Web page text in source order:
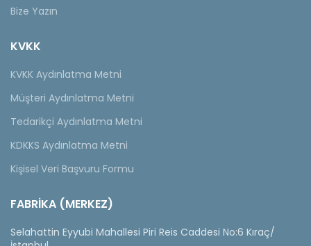
Bize Yazın
KVKK
KVKK Aydınlatma Metni
Müşteri Aydınlatma Metni
Tedarikçi Aydınlatma Metni
KDKKS Aydınlatma Metni
Kişisel Veri Başvuru Formu
FABRİKA (MERKEZ)
Selahattin Eyyubi Mahallesi Piri Reis Caddesi No:6 Kıraç/